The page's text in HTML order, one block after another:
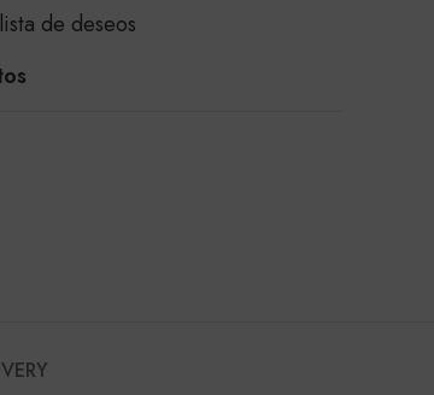
de deseos